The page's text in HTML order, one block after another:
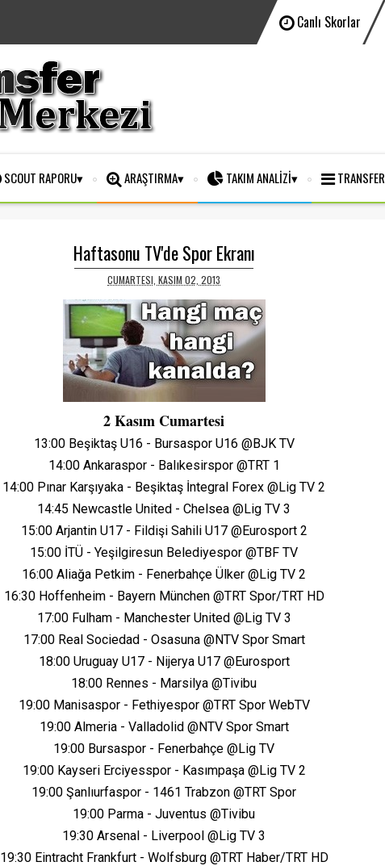
Canlı Skorlar
SCOUT RAPORU ARAŞTIRMA TAKIM ANALİZİ TRANSFER
Haftasonu TV'de Spor Ekranı
CUMARTESI, KASIM 02, 2013
2 Kasım Cumartesi
13:00 Beşiktaş U16 - Bursaspor U16 @BJK TV
14:00 Ankaraspor - Balıkesirspor @TRT 1
14:00 Pınar Karşıyaka - Beşiktaş İntegral Forex @Lig TV 2
14:45 Newcastle United - Chelsea @Lig TV 3
15:00 Arjantin U17 - Fildişi Sahili U17 @Eurosport 2
15:00 İTÜ - Yeşilgiresun Belediyespor @TBF TV
16:00 Aliağa Petkim - Fenerbahçe Ülker @Lig TV 2
16:30 Hoffenheim - Bayern München @TRT Spor/TRT HD
17:00 Fulham - Manchester United @Lig TV 3
17:00 Real Sociedad - Osasuna @NTV Spor Smart
18:00 Uruguay U17 - Nijerya U17 @Eurosport
18:00 Rennes - Marsilya @Tivibu
19:00 Manisaspor - Fethiyespor @TRT Spor WebTV
19:00 Almeria - Valladolid @NTV Spor Smart
19:00 Bursaspor - Fenerbahçe @Lig TV
19:00 Kayseri Erciyesspor - Kasımpaşa @Lig TV 2
19:00 Şanlıurfaspor - 1461 Trabzon @TRT Spor
19:00 Parma - Juventus @Tivibu
19:30 Arsenal - Liverpool @Lig TV 3
19:30 Eintracht Frankfurt - Wolfsburg @TRT Haber/TRT HD